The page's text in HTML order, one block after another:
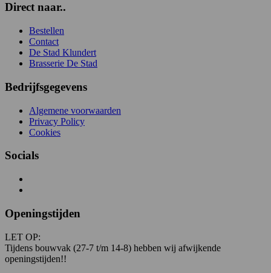
Direct naar..
Bestellen
Contact
De Stad Klundert
Brasserie De Stad
Bedrijfsgegevens
Algemene voorwaarden
Privacy Policy
Cookies
Socials
Openingstijden
LET OP:
Tijdens bouwvak (27-7 t/m 14-8) hebben wij afwijkende
openingstijden!!